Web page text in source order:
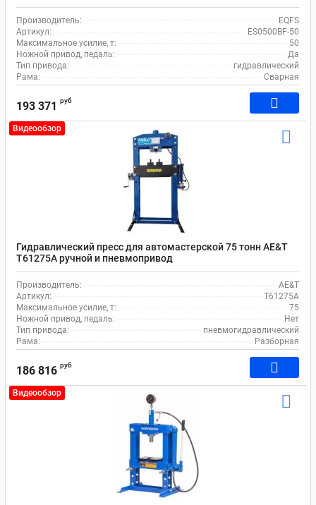
Производитель:
EQFS
Артикул:
ES0500BF-50
Максимальное усилие, т:
50
Ножной привод, педаль:
Да
Тип привода:
гидравлический
Рама:
Сварная
193 371 руб
Видеообзор
Гидравлический пресс для автомастерской 75 тонн AE&T
Т61275А ручной и пневмопривод
Производитель:
AE&T
Артикул:
T61275A
Максимальное усилие, т:
75
Ножной привод, педаль:
Нет
Тип привода:
пневмогидравлический
Рама:
Разборная
186 816 руб
Видеообзор